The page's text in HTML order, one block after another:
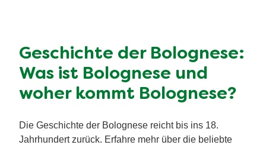
Geschichte der Bolognese:
Was ist Bolognese und
woher kommt Bolognese?
Die Geschichte der Bolognese reicht bis ins 18.
Jahrhundert zurück. Erfahre mehr über die beliebte